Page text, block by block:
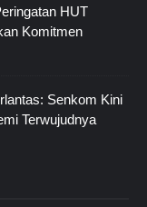
HUT
Komitmen
Senkom Kini
Terwujudnya